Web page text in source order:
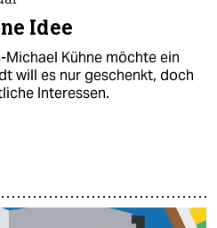
Idee
Kühne möchte ein
will es nur geschenkt, doch
Interessen.